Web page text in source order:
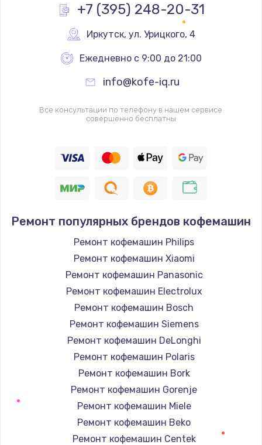
+7 (395) 248-20-31
Иркутск, ул. Урицкого, 4
Ежедневно с 9:00 до 21:00
info@kofe-iq.ru
Все консультации по телефону в нашем сервисе
совершенно бесплатны
Ремонт популярных брендов кофемашин
Ремонт кофемашин Philips
Ремонт кофемашин Xiaomi
Ремонт кофемашин Panasonic
Ремонт кофемашин Electrolux
Ремонт кофемашин Bosch
Ремонт кофемашин Siemens
Ремонт кофемашин DeLonghi
Ремонт кофемашин Polaris
Ремонт кофемашин Bork
Ремонт кофемашин Gorenje
Ремонт кофемашин Miele
Ремонт кофемашин Beko
Ремонт кофемашин Centek